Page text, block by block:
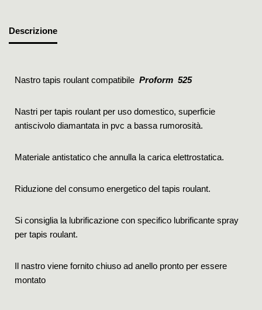
Descrizione
Nastro tapis roulant compatibile Proform 525
Nastri per tapis roulant per uso domestico, superficie
antiscivolo diamantata in pvc a bassa rumorosità.
Materiale antistatico che annulla la carica elettrostatica.
Riduzione del consumo energetico del tapis roulant.
Si consiglia la lubrificazione con specifico lubrificante spray
per tapis roulant.
Il nastro viene fornito chiuso ad anello pronto per essere
montato